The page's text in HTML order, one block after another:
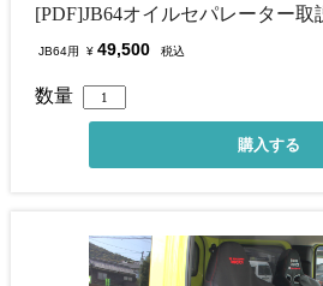
[PDF]JB64オイルセパレーター取
JB64用 ¥ 49,500 税込
数量